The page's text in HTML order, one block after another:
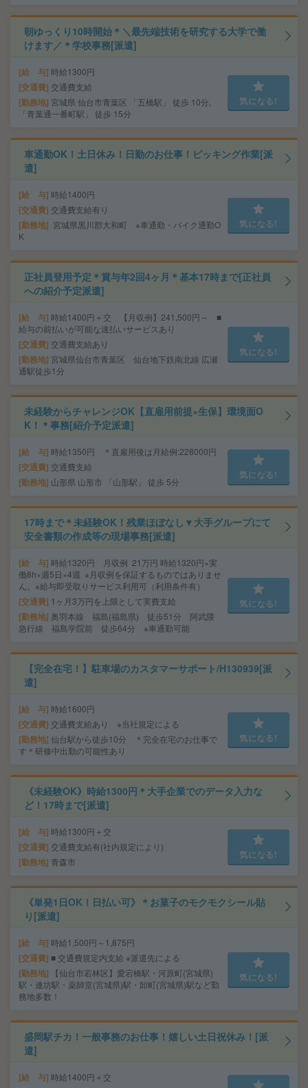
朝ゆっくり10時開始＊＼最先端技術を研究する大学で働
けます／＊学校事務[派遣]
給 与 時給1300円
交通費 交通費支給
勤務地 宮城県 仙台市青葉区 「五橋駅」 徒歩 10分,
「青葉通一番町駅」 徒歩 15分
気になる!
車通勤OK！土日休み！日勤のお仕事！ピッキング作業[派
遣]
給 与 時給1400円
交通費 交通費支給有り
勤務地 宮城県黒川郡大和町 ※車通勤・バイク通勤O
K
気になる!
正社員登用予定＊賞与年2回4ヶ月＊基本17時まで[正社員
への紹介予定派遣]
給 与 時給1400円＋交 【月収例】241,500円～ ■
給与の前払いが可能な速払いサービスあり
交通費 交通費支給あり
勤務地 宮城県仙台市青葉区 仙台地下鉄南北線 広瀬
通駅徒歩1分
気になる!
未経験からチャレンジOK【直雇用前提×生保】環境面O
K！＊事務[紹介予定派遣]
給 与 時給1350円 ＊直雇用後は月給例:228000円
交通費 交通費支給
勤務地 山形県 山形市 「山形駅」 徒歩 5分
気になる!
17時まで＊未経験OK！残業ほぼなし▼大手グループにて
安全書類の作成等の現場事務[派遣]
給 与 時給1320円 月収例 21万円 時給1320円×実
働8h×週5日×4週 ※月収例を保証するものではありませ
ん。※給与即受取りサービス利用可（利用条件有）
交通費 1ヶ月3万円を上限として実費支給
勤務地 奥羽本線 福島(福島県) 徒歩51分 阿武隈
急行線 福島学院前 徒歩64分 ※車通勤可能
気になる!
【完全在宅！】駐車場のカスタマーサポート/H130939[派
遣]
給 与 時給1600円
交通費 交通費支給あり ※当社規定による
勤務地 仙台駅から徒歩10分 ＊完全在宅のお仕事で
す＊研修中出勤の可能性あり
気になる!
《未経験OK》時給1300円＊大手企業でのデータ入力な
ど！17時まで[派遣]
給 与 時給1300円＋交
交通費 交通費支給有(社内規定により)
勤務地 青森市
気になる!
《単発1日OK！日払い可》＊お菓子のモクモクシール貼
り[派遣]
給 与 時給1,500円～1,875円
交通費 ■ 交通費規定内支給 ※派遣先による
勤務地
【仙台市若林区】愛宕橋駅・河原町(宮城県)
駅・連坊駅・薬師堂(宮城県)駅・卸町(宮城県)駅など勤
務地多数！
気になる!
盛岡駅チカ！一般事務のお仕事！嬉しい土日祝休み！[派
遣]
給 与 時給1400円＋交